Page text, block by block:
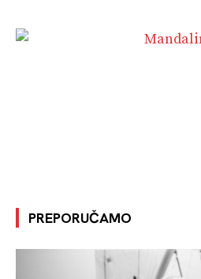
PREPORUČAMO